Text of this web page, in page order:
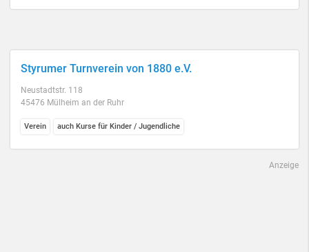
Styrumer Turnverein von 1880 e.V.
Neustadtstr. 118
45476 Mülheim an der Ruhr
Verein auch Kurse für Kinder / Jugendliche
Anzeige